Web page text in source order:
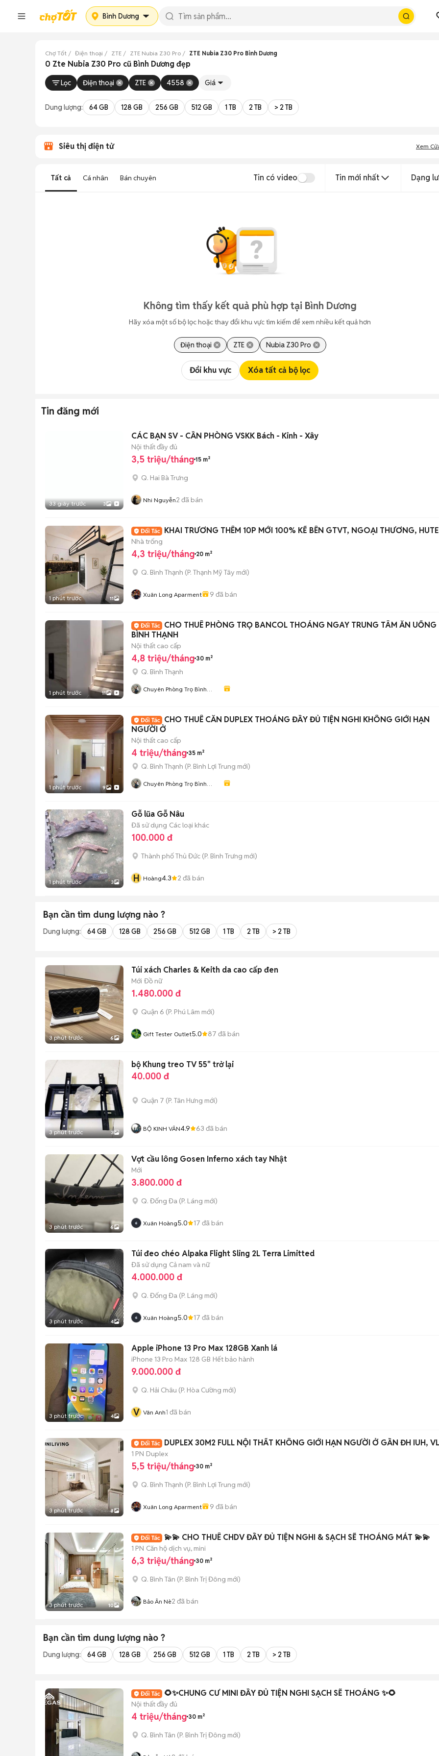
Bình Dương
Chợ Tốt Điện thoại ZTE ZTE Nubia Z30 Pro ZTE Nubia Z30 Pro Bình Dương
0 Zte Nubia Z30 Pro cũ Bình Dương đẹp
Lọc Điện thoại ZTE 4558 Giá
Dung lượng: 64 GB 128 GB 256 GB 512 GB 1 TB 2 TB > 2 TB
Siêu thị điện tử Xem
Tất cả Cá nhân Bán chuyên Tin có video Tin mới nhất Dạng
Không tìm thấy kết quả phù hợp tại Bình Dương
Hãy xóa một số bộ lọc hoặc thay đổi khu vực tìm kiếm để xem nhiều kết quả hơn
Điện thoại ZTE Nubia Z30 Pro
Đổi khu vực Xóa tất cả bộ lọc
Tin đăng mới
33 giây trước 3
CÁC BẠN SV - CẦN PHÒNG VSKK Bách - Kinh - Xây
Nội thất đầy đủ
3,5 triệu/tháng 15 m²
Q. Hai Bà Trưng
Nhi Nguyễn2 đã bán
1 phút trước 11
KHAI TRƯƠNG THÊM 10P MỚI 100% KẾ BÊN GTVT, NGOẠI THƯƠNG,
Nhà trống
4,3 triệu/tháng 20 m²
Q. Bình Thạnh (P. Thạnh Mỹ Tây mới)
Xuân Long Aparment 9 đã bán
1 phút trước 11
CHO THUÊ PHÒNG TRỌ BANCOL THOÁNG NGAY TRUNG TÂM ĂN UỐNG
BÌNH THẠNH
Nội thất cao cấp
4,8 triệu/tháng 30 m²
Q. Bình Thạnh
Chuyên Phòng Trọ Bình
1 phút trước 9
CHO THUÊ CĂN DUPLEX THOÁNG ĐẦY ĐỦ TIỆN NGHI KHÔNG GIỚI HẠN
NGƯỜI Ở
Nội thất cao cấp
4 triệu/tháng 35 m²
Q. Bình Thạnh (P. Bình Lợi Trung mới)
Chuyên Phòng Trọ Bình
1 phút trước 3
Gỗ lũa Gỗ Nâu
Đã sử dụng Các loại khác
100.000 đ
Thành phố Thủ Đức (P. Bình Trưng mới)
H Hoàng4.3 2 đã bán
Bạn cần tìm dung lượng nào ?
Dung lượng: 64 GB 128 GB 256 GB 512 GB 1 TB 2 TB > 2 TB
3 phút trước 6
Túi xách Charles & Keith da cao cấp đen
Mới Đồ nữ
1.480.000 đ
Quận 6 (P. Phú Lâm mới)
Gift Tester Outlet5.0 87 đã bán
3 phút trước 3
bộ Khung treo TV 55" trở lại
40.000 đ
Quận 7 (P. Tân Hưng mới)
BỘ KINH VÂN4.9 63 đã bán
3 phút trước 6
Vợt cầu lông Gosen Inferno xách tay Nhật
Mới
3.800.000 đ
Q. Đống Đa (P. Láng mới)
Xuân Hoàng5.0 17 đã bán
3 phút trước 4
Túi đeo chéo Alpaka Flight Sling 2L Terra Limitted
Đã sử dụng Cả nam và nữ
4.000.000 đ
Q. Đống Đa (P. Láng mới)
Xuân Hoàng5.0 17 đã bán
3 phút trước 4
Apple iPhone 13 Pro Max 128GB Xanh lá
iPhone 13 Pro Max 128 GB Hết bảo hành
9.000.000 đ
Q. Hải Châu (P. Hòa Cường mới)
V Vân Anh1 đã bán
3 phút trước 8
DUPLEX 30M2 FULL NỘI THẤT KHÔNG GIỚI HẠN NGƯỜI Ở GẦN ĐH IUH,
1 PN Duplex
5,5 triệu/tháng 30 m²
Q. Bình Thạnh (P. Bình Lợi Trung mới)
Xuân Long Aparment 9 đã bán
3 phút trước 10
💫💫 CHO THUÊ CHDV ĐẦY ĐỦ TIỆN NGHI & SẠCH SẼ THOÁNG MÁT 💫💫
1 PN Căn hộ dịch vụ, mini
6,3 triệu/tháng 30 m²
Q. Bình Tân (P. Bình Trị Đông mới)
Bảo Ân Nè2 đã bán
Bạn cần tìm dung lượng nào ?
Dung lượng: 64 GB 128 GB 256 GB 512 GB 1 TB 2 TB > 2 TB
🌻✨CHUNG CƯ MINI ĐẦY ĐỦ TIỆN NGHI SẠCH SẼ THOÁNG ✨🌻
Nội thất đầy đủ
4 triệu/tháng 30 m²
Q. Bình Tân (P. Bình Trị Đông mới)